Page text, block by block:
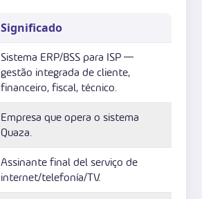
Significado
Sistema ERP/BSS para ISP —
gestão integrada de cliente,
financeiro, fiscal, técnico.
Empresa que opera o sistema
Quaza.
Assinante final del serviço de
internet/telefonía/TV.